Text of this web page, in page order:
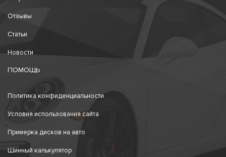
Отзывы
Статьи
Новости
ПОМОЩЬ
Политика конфиденциальности
Условия использования сайта
Примерка дисков на авто
Шинный калькулятор